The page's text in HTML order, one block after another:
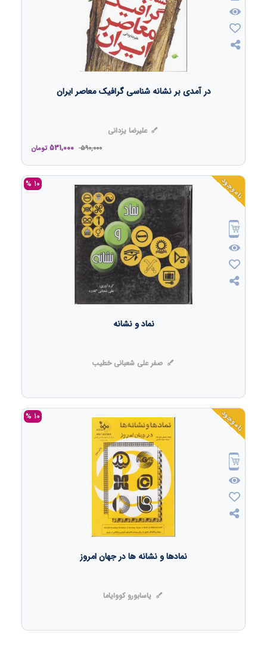
در آمدی بر نشانه شناسی گرافیک معاصر ایران
علیرضا یزدانی
590,000
531,000 تومان
ناموجود 10 %
نماد و نشانه
صفر علی شعبانی خطیب
ناموجود 10 %
نمادها و نشانه ها در جهان امروز
یاسابورو کووایاما